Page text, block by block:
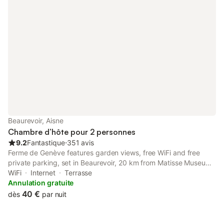
Beaurevoir, Aisne
Chambre d’hôte pour 2 personnes
9.2Fantastique⋅351 avis
Ferme de Genève features garden views, free WiFi and free
private parking, set in Beaurevoir, 20 km from Matisse Museum.
The property has inner courtyard views and is 21 km from Saint-
Quentin Train Station and 24 km from Train Station of Cambrai.
WiFi Internet
Terrasse
Annulation gratuite
dès 40 € par nuit